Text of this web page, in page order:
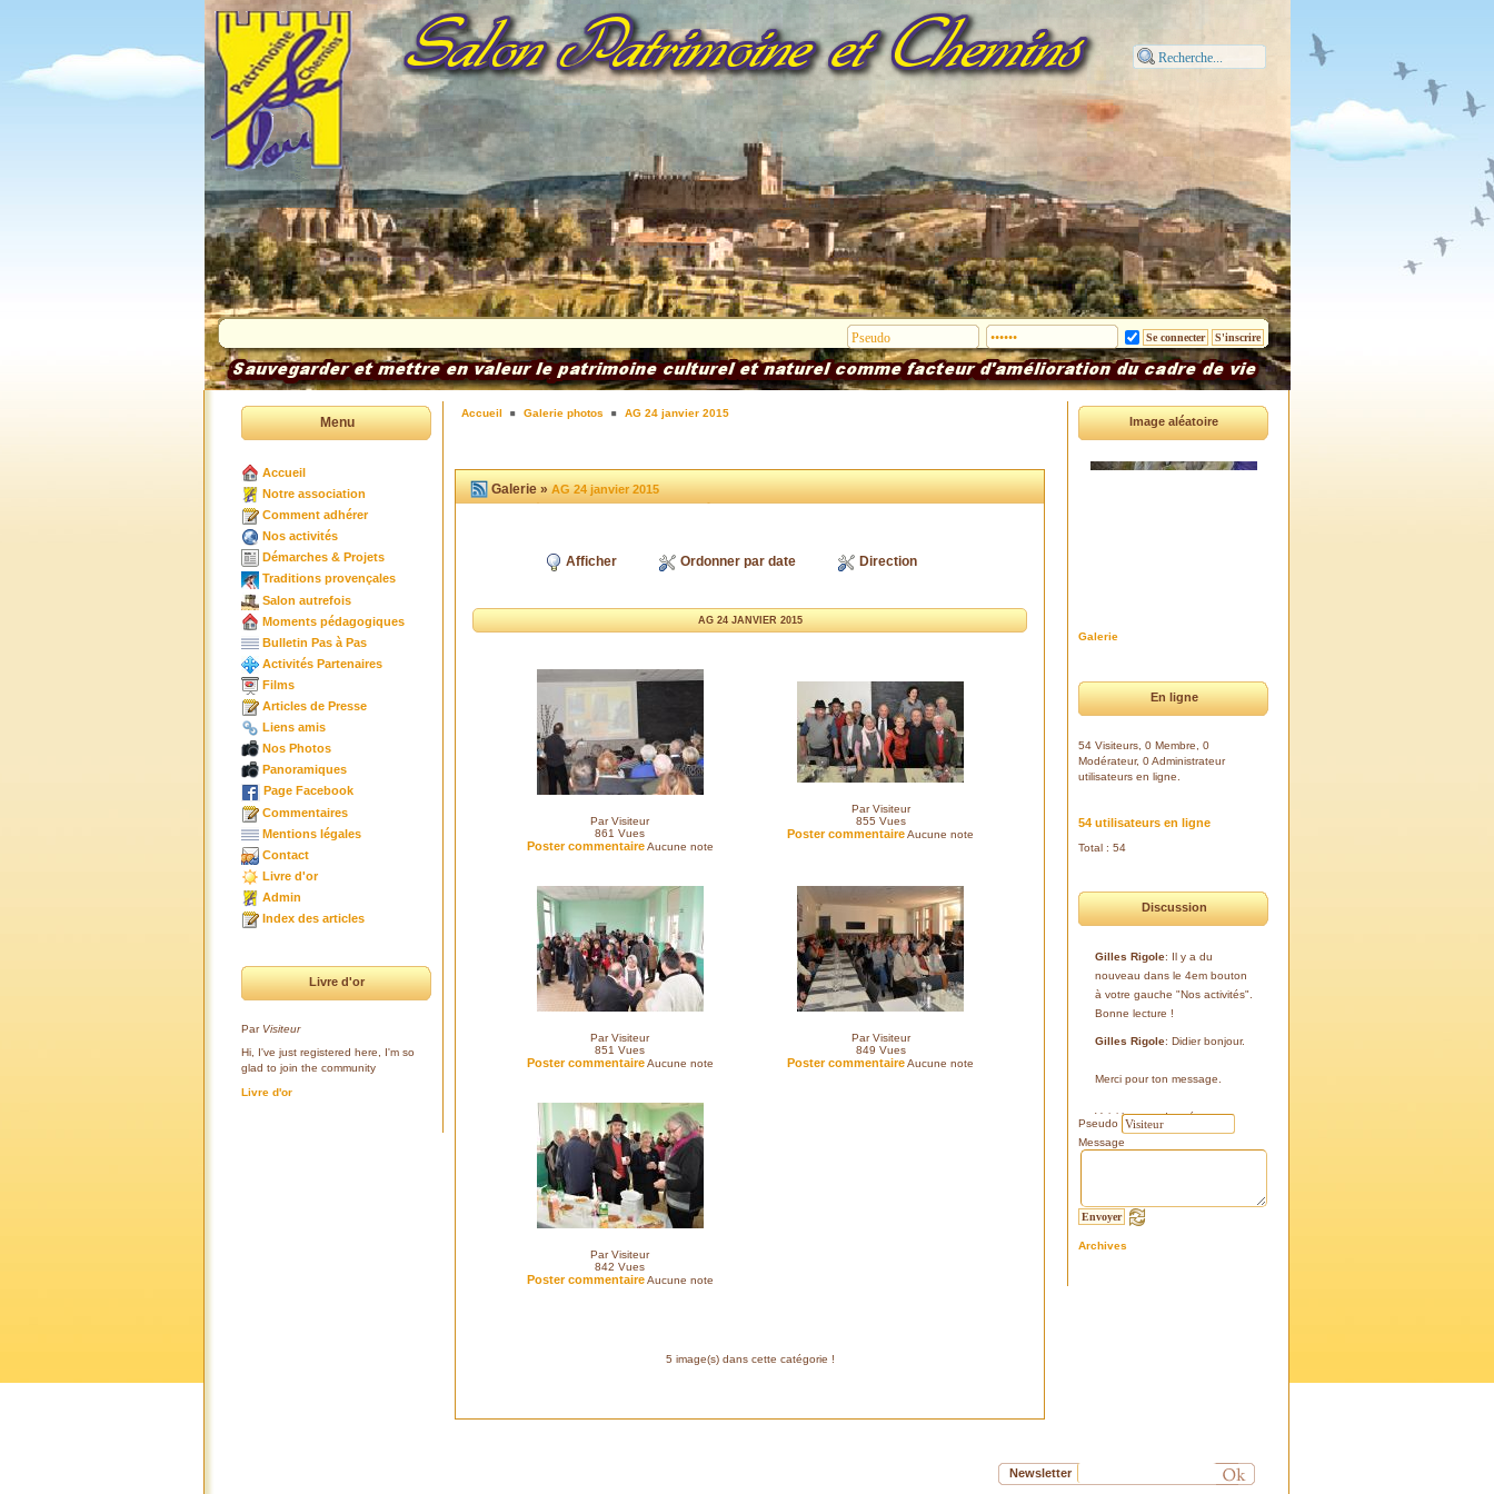
Menu
Accueil
Notre association
Comment adhérer
Nos activités
Démarches & Projets
Traditions provençales
Salon autrefois
Moments pédagogiques
Bulletin Pas à Pas
Activités Partenaires
Films
Articles de Presse
Liens amis
Nos Photos
Panoramiques
Page Facebook
Commentaires
Mentions légales
Contact
Livre d'or
Admin
Index des articles
Livre d'or
Par Visiteur
Hi, I've just registered here, I'm so
glad to join the community
Livre d'or
Image aléatoire
Galerie
En ligne
54 Visiteurs, 0 Membre, 0
Modérateur, 0 Administrateur
utilisateurs en ligne.
54 utilisateurs en ligne
Total : 54
Discussion
Gilles Rigole: Il y a du
nouveau dans le 4em bouton
à votre gauche "Nos activités".
Bonne lecture !
Gilles Rigole: Didier bonjour.
Merci pour ton message.
Voici les coordonnées:
43°38'48'' N
Si tu le peux, le veux, notre
l'Eissame, fait une sortie le
Salon, auriez-vous cette info .
Merci d'avance
Pseudo
Message
Archives
Accueil Galerie photos AG 24 janvier 2015
Galerie »AG 24 janvier 2015
Afficher Ordonner par date Direction
AG 24 JANVIER 2015
Par Visiteur
861 Vues
Poster commentaireAucune note
Par Visiteur
855 Vues
Poster commentaireAucune note
Par Visiteur
851 Vues
Poster commentaireAucune note
Par Visiteur
849 Vues
Poster commentaireAucune note
Par Visiteur
842 Vues
Poster commentaireAucune note
5 image(s) dans cette catégorie !
Newsletter